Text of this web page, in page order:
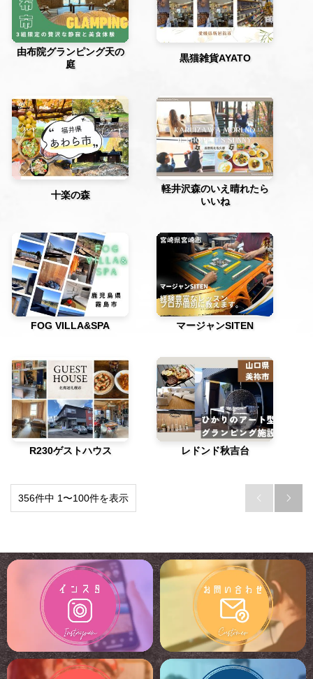
由布院グランピング天の
庭
黒猫雑貨AYATO
十楽の森
軽井沢森のいえ晴れたら
いいね
FOG VILLA&SPA マージャンSITEN
R230ゲストハウス レドンド秋吉台
356件中 1〜100件を表示  